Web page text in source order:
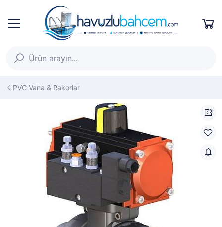
PVC Vana & Rakorlar